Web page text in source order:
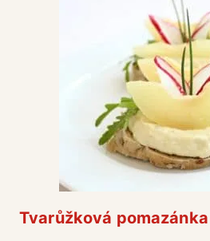
Tvarůžková pomazánka